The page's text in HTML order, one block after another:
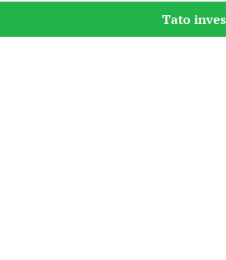
Tato